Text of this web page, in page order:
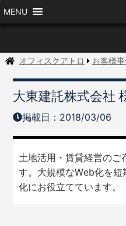
MENU
オフィスクアトロ お客様
大東建託株式会社
掲載日：2018/03/06
土地活用・賃貸経営のご
す。大規模なWeb化を
化にお役立てています。